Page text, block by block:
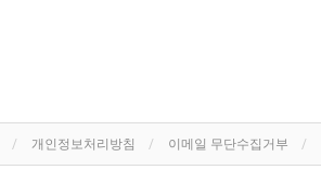
개인정보처리방침 이메일 무단수집거부